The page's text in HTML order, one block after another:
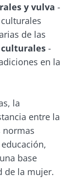
y vulva -
de las
-
en la
la
entre la
normas
base
de la mujer.